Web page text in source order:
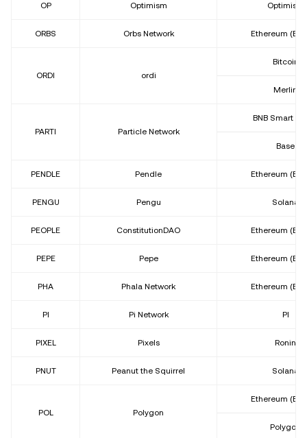
OP Optimism Optimism
ORBS Orbs Network Ethereum
ORDI ordi
Bitcoin
Merlin
PARTI Particle Network
BNB Smart
Base
PENDLE Pendle Ethereum
PENGU Pengu Solana
PEOPLE ConstitutionDAO Ethereum
PEPE Pepe Ethereum
PHA Phala Network Ethereum
PI Pi Network PI
PIXEL Pixels Ronin
PNUT Peanut the Squirrel Solana
POL Polygon
Ethereum
Polygon